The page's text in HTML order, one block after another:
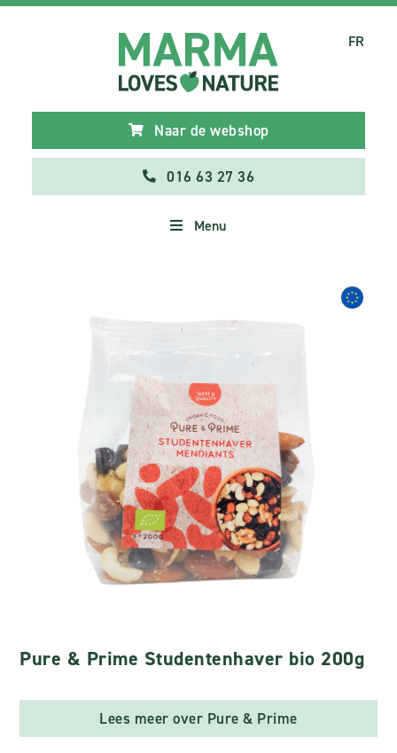
Naar de webshop
016 63 27 36
Menu
FR
Pure & Prime Studentenhaver bio 200g
Lees meer over Pure & Prime